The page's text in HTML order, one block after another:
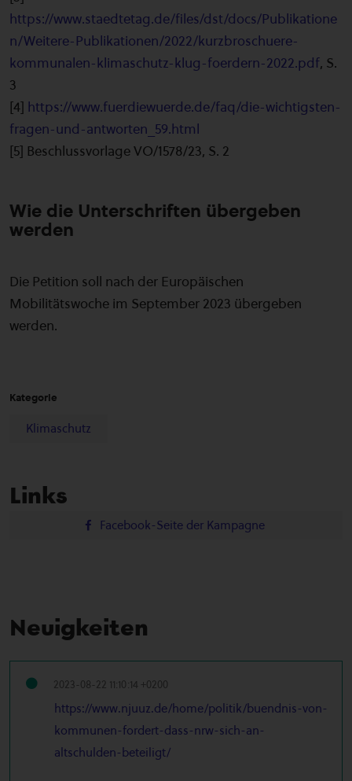
https://www.staedtetag.de/files/dst/docs/Publikatione
n/Weitere-Publikationen/2022/kurzbroschuere-
kommunalen-klimaschutz-klug-foerdern-2022.pdf, S.
3
[4] https://www.fuerdiewuerde.de/faq/die-wichtigsten-
fragen-und-antworten_59.html
[5] Beschlussvorlage VO/1578/23, S. 2
Wie die Unterschriften übergeben
werden
Die Petition soll nach der Europäischen
Mobilitätswoche im September 2023 übergeben
werden.
Kategorie
Klimaschutz
Links
Facebook-Seite der Kampagne
Neuigkeiten
2023-08-22 11:10:14 +0200
https://www.njuuz.de/home/politik/buendnis-von-
kommunen-fordert-dass-nrw-sich-an-
altschulden-beteiligt/